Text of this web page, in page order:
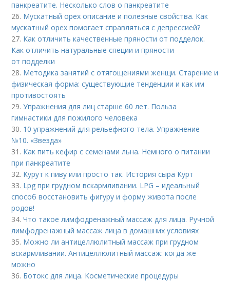
панкреатите. Несколько слов о панкреатите
26. Мускатный орех описание и полезные свойства. Как
мускатный орех помогает справляться с депрессией?
27. Как отличить качественные пряности от подделок.
Как отличить натуральные специи и пряности
от подделки
28. Методика занятий с отягощениями женщи. Старение и
физическая форма: существующие тенденции и как им
противостоять
29.Упражнения для лиц старше 60 лет. Польза
гимнастики для пожилого человека
30. 10 упражнений для рельефного тела. Упражнение
№10. «Звезда»
31. Как пить кефир с семенами льна. Немного о питании
при панкреатите
32. Курут к пиву или просто так. История сыра Курт
33. Lpg при грудном вскармливании. LPG – идеальный
способ восстановить фигуру и форму живота после
родов!
34.Что такое лимфодренажный массаж для лица. Ручной
лимфодренажный массаж лица в домашних условиях
35. Можно ли антицеллюлитный массаж при грудном
вскармливании. Антицеллюлитный массаж: когда же
можно
36. Ботокс для лица. Косметические процедуры